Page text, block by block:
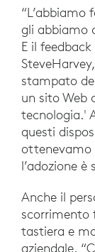
gli abbiamo
E il
stampato
un sito Web
tecnologia.'
questi
ottenevamo
l’adozione
Anche il
scorrimento
tastiera e
aziendale.